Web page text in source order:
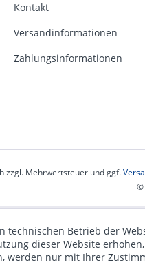
Kontakt
Versandinformationen
Zahlungsinformationen
zzgl. Mehrwertsteuer und ggf.
©
technischen Betrieb der
dieser Website
werden nur mit Ihrer